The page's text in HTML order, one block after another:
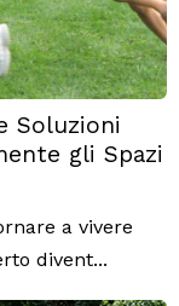
Soluzioni
gli Spazi
a vivere
divent...